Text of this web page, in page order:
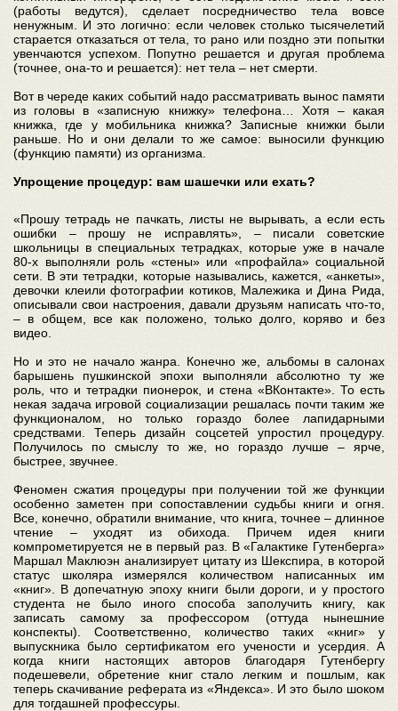
(работы ведутся), сделает посредничество тела вовсе
ненужным. И это логично: если человек столько тысячелетий
старается отказаться от тела, то рано или поздно эти попытки
увенчаются успехом. Попутно решается и другая проблема
(точнее, она-то и решается): нет тела – нет смерти.
Вот в череде каких событий надо рассматривать вынос памяти
из головы в «записную книжку» телефона… Хотя – какая
книжка, где у мобильника книжка? Записные книжки были
раньше. Но и они делали то же самое: выносили функцию
(функцию памяти) из организма.
Упрощение процедур: вам шашечки или ехать?
«Прошу тетрадь не пачкать, листы не вырывать, а если есть
ошибки – прошу не исправлять», – писали советские
школьницы в специальных тетрадках, которые уже в начале
80-х выполняли роль «стены» или «профайла» социальной
сети. В эти тетрадки, которые назывались, кажется, «анкеты»,
девочки клеили фотографии котиков, Малежика и Дина Рида,
описывали свои настроения, давали друзьям написать что-то,
– в общем, все как положено, только долго, коряво и без
видео.
Но и это не начало жанра. Конечно же, альбомы в салонах
барышень пушкинской эпохи выполняли абсолютно ту же
роль, что и тетрадки пионерок, и стена «ВКонтакте». То есть
некая задача игровой социализации решалась почти таким же
функционалом, но только гораздо более лапидарными
средствами. Теперь дизайн соцсетей упростил процедуру.
Получилось по смыслу то же, но гораздо лучше – ярче,
быстрее, звучнее.
Феномен сжатия процедуры при получении той же функции
особенно заметен при сопоставлении судьбы книги и огня.
Все, конечно, обратили внимание, что книга, точнее – длинное
чтение – уходят из обихода. Причем идея книги
компрометируется не в первый раз. В «Галактике Гутенберга»
Маршал Маклюэн анализирует цитату из Шекспира, в которой
статус школяра измерялся количеством написанных им
«книг». В допечатную эпоху книги были дороги, и у простого
студента не было иного способа заполучить книгу, как
записать самому за профессором (оттуда нынешние
конспекты). Соответственно, количество таких «книг» у
выпускника было сертификатом его учености и усердия. А
когда книги настоящих авторов благодаря Гутенбергу
подешевели, обретение книг стало легким и пошлым, как
теперь скачивание реферата из «Яндекса». И это было шоком
для тогдашней профессуры.